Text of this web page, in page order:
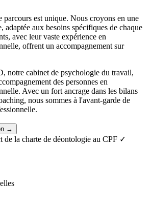
est unique. Nous croyons en une
adaptée aux besoins spécifiques de chaque
avec leur vaste expérience en
offrent un accompagnement sur
notre cabinet de psychologie du travail,
des personnes en
Avec un fort ancrage dans les bilans
nous sommes à l'avant-garde de
gérant et sociologue du travail, j'ai su
humaine et pragmatique. Notre
de 60 consultants répartis en antennes sur
permet une couverture étendue, rendant
à un large public.
pour s'adapter à chaque étape de la vie
jeunes actifs et scolaires pour les plus
exploration, nouveau départ et horizon
→
de la charte de déontologie au CPF ✓